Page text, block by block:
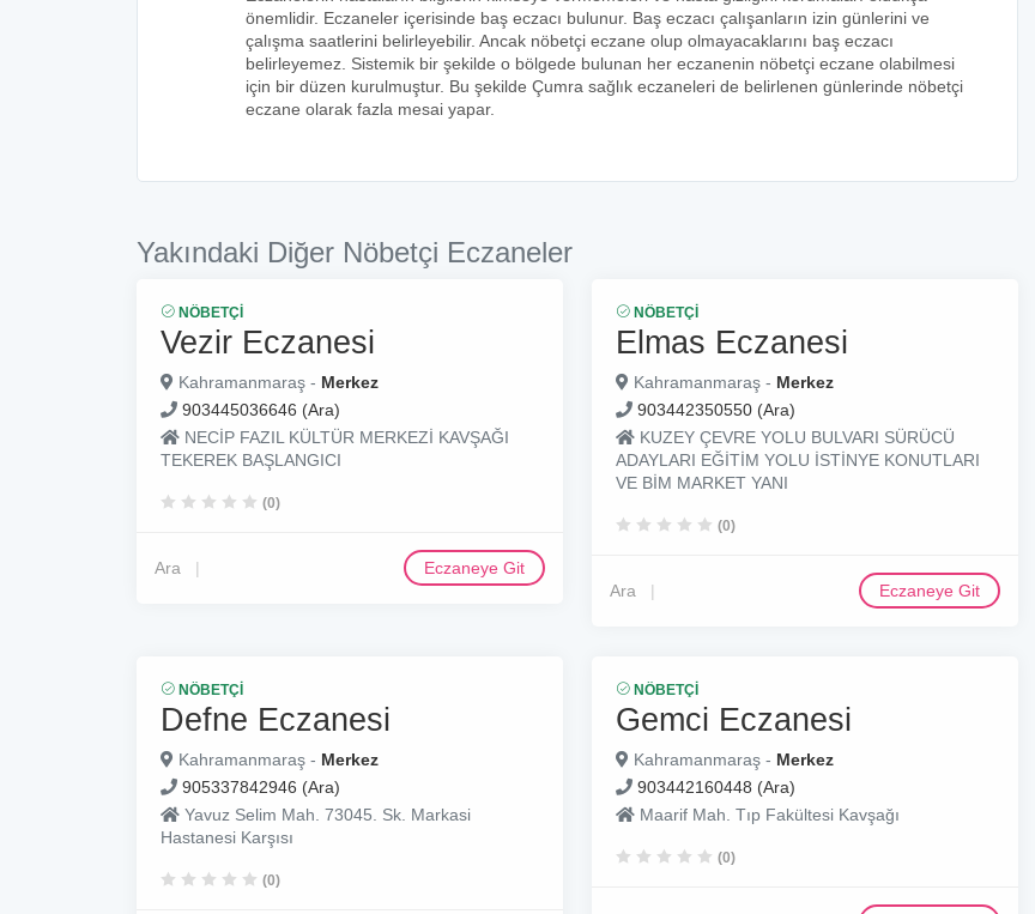
önemlidir. Eczaneler içerisinde baş eczacı bulunur. Baş eczacı çalışanların izin günlerini ve
çalışma saatlerini belirleyebilir. Ancak nöbetçi eczane olup olmayacaklarını baş eczacı
belirleyemez. Sistemik bir şekilde o bölgede bulunan her eczanenin nöbetçi eczane olabilmesi
için bir düzen kurulmuştur. Bu şekilde Çumra sağlık eczaneleri de belirlenen günlerinde nöbetçi
eczane olarak fazla mesai yapar.
Yakındaki Diğer Nöbetçi Eczaneler
NÖBETÇI
Vezir Eczanesi
Kahramanmaraş - Merkez
903445036646 (Ara)
NECİP FAZIL KÜLTÜR MERKEZİ KAVŞAĞI
TEKEREK BAŞLANGICI
(0)
Ara Eczaneye Git
NÖBETÇI
Elmas Eczanesi
Kahramanmaraş - Merkez
903442350550 (Ara)
KUZEY ÇEVRE YOLU BULVARI SÜRÜCÜ
ADAYLARI EĞİTİM YOLU İSTİNYE KONUTLARI
VE BİM MARKET YANI
(0)
Ara Eczaneye Git
NÖBETÇI
Defne Eczanesi
Kahramanmaraş - Merkez
905337842946 (Ara)
Yavuz Selim Mah. 73045. Sk. Markasi
Hastanesi Karşısı
(0)
NÖBETÇI
Gemci Eczanesi
Kahramanmaraş - Merkez
903442160448 (Ara)
Maarif Mah. Tıp Fakültesi Kavşağı
(0)